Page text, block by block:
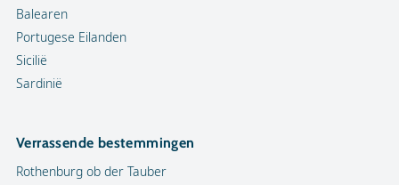
Balearen
Portugese Eilanden
Sicilië
Sardinië
Verrassende bestemmingen
Rothenburg ob der Tauber